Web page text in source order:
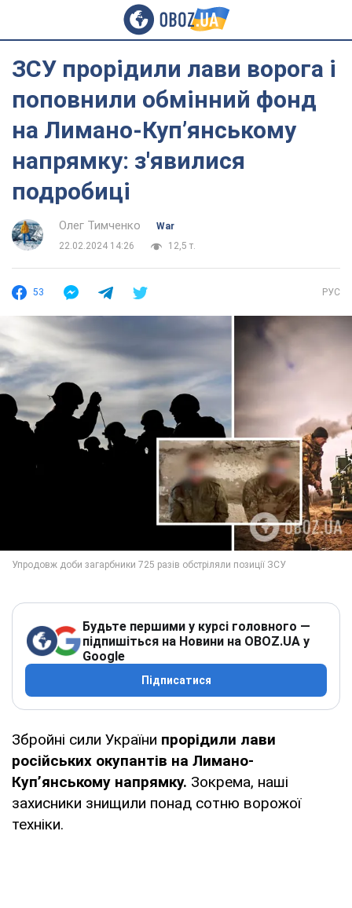
ЗСУ прорідили лави ворога і
поповнили обмінний фонд
на Лимано-Куп’янському
напрямку: з'явилися
подробиці
Олег Тимченко
War
22.02.2024 14:26
12,5 т.
53 РУС
Будьте першими у курсі головного —
підпишіться на Новини на OBOZ.UA у
Google
Підписатися
Збройні сили України прорідили лави
російських окупантів на Лимано-
Куп’янському напрямку. Зокрема, наші
захисники знищили понад сотню ворожої
техніки.